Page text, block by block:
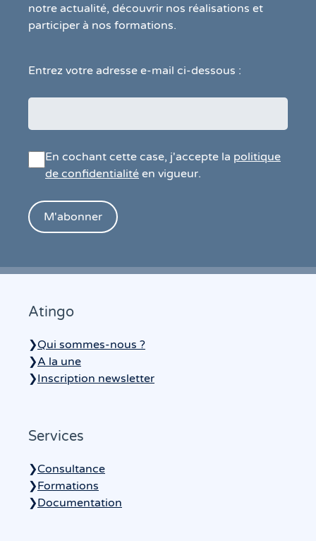
notre actualité, découvrir nos réalisations et
participer à nos formations.
Entrez votre adresse e-mail ci-dessous :
En cochant cette case, j'accepte la politique
de confidentialité en vigueur.
Atingo
❯Qui sommes-nous ?
❯A la une
❯Inscription newsletter
Services
❯Consultance
❯Formations
❯Documentation